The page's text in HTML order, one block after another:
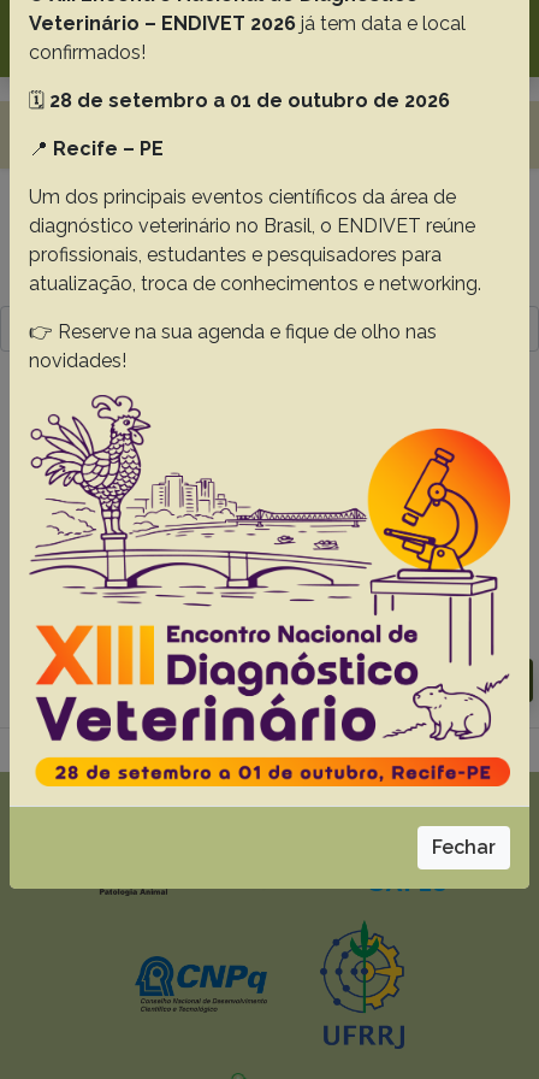
Search
Resultado da pesquisa (1)
Termo utilizado na pesquisa
Queiroz A.T.Z.
Characterization and frequency of
foot injuries and foot-related lameness in a
sheep herd with prophylactic measures for
foot-related diseases
Queiroz A.T.Z. Barreto J.V.P. Lazarin M.
Crisótomo M.L.L.
Cunha Filho L.F.C.
Pertile S.F.N.
Quintiliano M.H.
Queiroz G.R.
Abstracts: English Portuguese
Go to 42(0), 2022
Download article |
Veterinário – ENDIVET 2026 já tem data e local
confirmados!
🗓️ 28 de setembro a 01 de outubro de 2026
📍 Recife – PE
Um dos principais eventos científicos da área de
diagnóstico veterinário no Brasil, o ENDIVET reúne
profissionais, estudantes e pesquisadores para
atualização, troca de conhecimentos e networking.
👉 Reserve na sua agenda e fique de olho nas
novidades!
Fechar